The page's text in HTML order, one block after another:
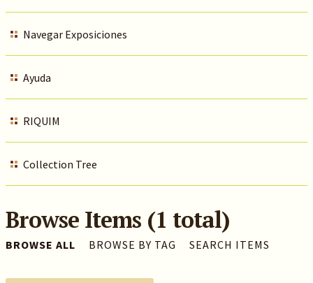
Navegar Exposiciones
Ayuda
RIQUIM
Collection Tree
Browse Items (1 total)
BROWSE ALL BROWSE BY TAG SEARCH ITEMS